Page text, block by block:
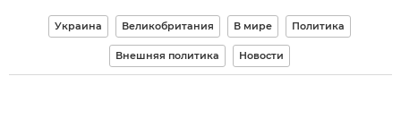
Украина Великобритания В мире Политика
Внешняя политика Новости